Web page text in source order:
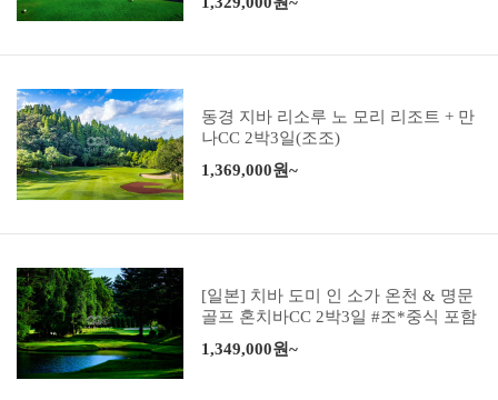
동경 지바 리소루 노 모리 리조트 + 만
나CC 2박3일(조조)
1,369,000원~
[일본] 치바 도미 인 소가 온천 & 명문
골프 혼치바CC 2박3일 #조*중식 포함
1,349,000원~